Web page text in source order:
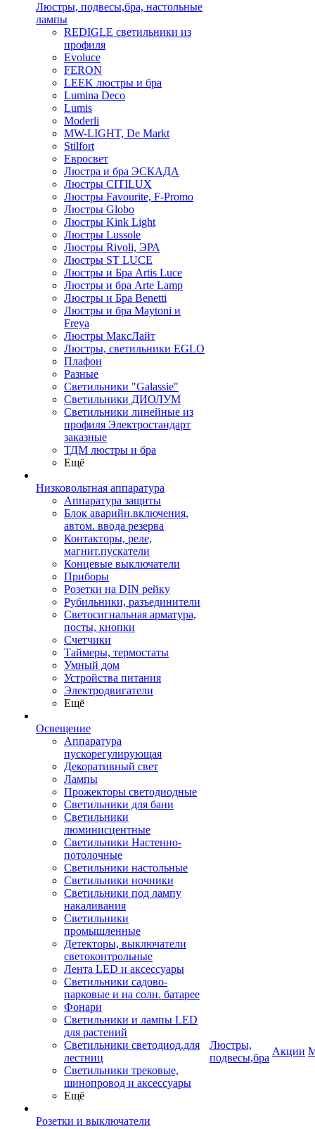
Люстры, подвесы,бра, настольные
лампы
REDIGLE светильники из
профиля
Evoluce
FERON
LEEK люстры и бра
Lumina Deco
Lumis
Moderli
MW-LIGHT, De Markt
Stilfort
Евросвет
Люстра и бра ЭСКАДА
Люстры CITILUX
Люстры Favourite, F-Promo
Люстры Globo
Люстры Kink Light
Люстры Lussole
Люстры Rivoli, ЭРА
Люстры ST LUCE
Люстры и Бра Artis Luce
Люстры и бра Arte Lamp
Люстры и Бра Benetti
Люстры и бра Maytoni и
Freya
Люстры МаксЛайт
Люстры, светильники EGLO
Плафон
Разные
Светильники "Galassie"
Светильники ДИОЛУМ
Светильники линейные из
профиля Электростандарт
заказные
ТДМ люстры и бра
Ещё
Низковольтная аппаратура
Аппаратура защиты
Блок аварийн.включения,
автом. ввода резерва
Контакторы, реле,
магнит.пускатели
Концевые выключатели
Приборы
Розетки на DIN рейку
Рубильники, разъединители
Светосигнальная арматура,
посты, кнопки
Счетчики
Таймеры, термостаты
Умный дом
Устройства питания
Электродвигатели
Ещё
Освещение
Аппаратура
пускорегулирующая
Декоративный свет
Лампы
Прожекторы светодиодные
Светильники для бани
Светильники
люминисцентные
Светильники Настенно-
потолочные
Светильники настольные
Светильники ночники
Светильники под лампу
накаливания
Светильники
промышленные
Детекторы, выключатели
светоконтрольные
Лента LED и аксессуары
Светильники садово-
парковые и на солн. батарее
Фонари
Светильники и лампы LED
для растений
Светильники светодиод.для
лестниц
Светильники трековые,
шинопровод и аксессуары
Ещё
Розетки и выключатели
Люстры,
подвесы,бра
Акции